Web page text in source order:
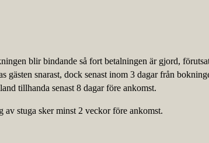
blir bindande så fort betalningen är gjord,
snarast, dock senast inom 3 dagar från
tillhanda senast 8 dagar före ankomst.
stuga sker minst 2 veckor före ankomst.